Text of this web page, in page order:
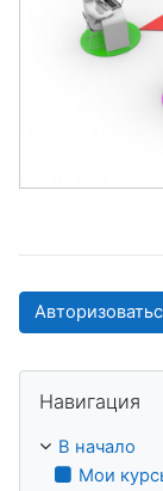
Навигация
В начало
Мои